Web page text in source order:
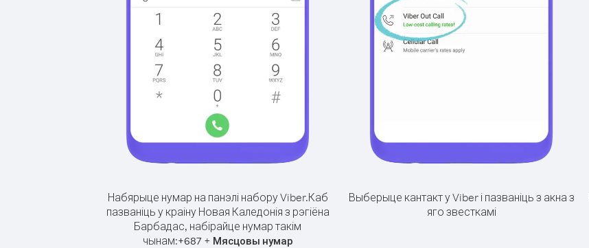
Набярыце нумар на панэлі набору Viber.Каб
пазваніць у краіну Новая Каледонія з рэгіёна
Барбадас, набірайце нумар такім
чынам:+687+ Мясцовы нумар
Выберыце кантакт у Viber і пазваніць з акна з
яго звесткамі